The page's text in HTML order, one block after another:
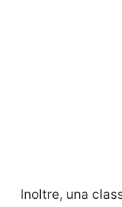
Inoltre, una